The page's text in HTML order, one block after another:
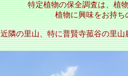
特定植物の保全調査は、植
植物に興味をお持ち
近隣の里山、特に普賢寺菰谷の里